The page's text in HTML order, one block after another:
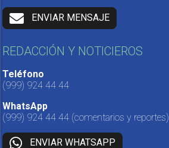
ENVIAR MENSAJE
REDACCIÓN Y NOTICIEROS
Teléfono
(999) 924 44 44
WhatsApp
(999) 924 44 44 (comentarios y reportes)
ENVIAR WHATSAPP